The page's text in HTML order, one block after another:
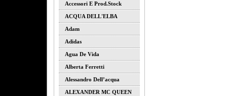
Accessori E Prod.stock
ACQUA DELL'ELBA
Adam
Adidas
Agua De Vida
Alberta Ferretti
Alessandro Dell’acqua
ALEXANDER MC QUEEN